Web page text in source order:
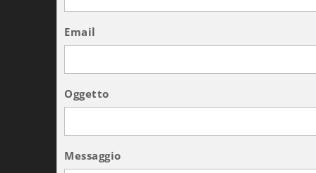
Email
Oggetto
Messaggio